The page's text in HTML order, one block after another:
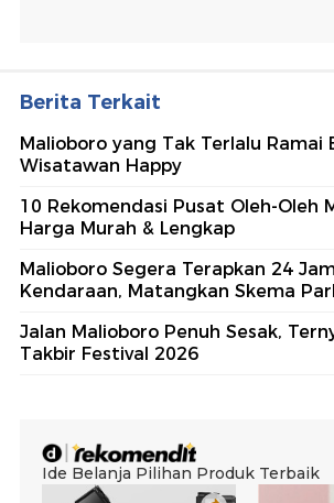
Berita Terkait
Malioboro yang Tak Terlalu Ramai
Wisatawan Happy
10 Rekomendasi Pusat Oleh-Oleh
Harga Murah & Lengkap
Malioboro Segera Terapkan 24
Kendaraan, Matangkan Skema
Jalan Malioboro Penuh Sesak,
Takbir Festival 2026